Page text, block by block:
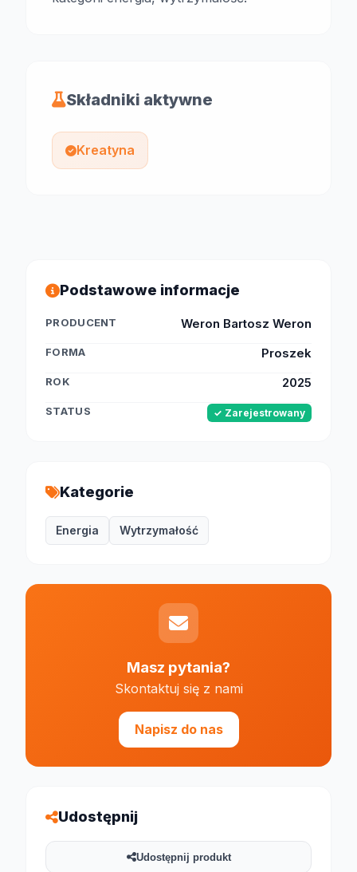
Składniki aktywne
Kreatyna
Podstawowe informacje
PRODUCENT Weron Bartosz Weron
FORMA Proszek
ROK 2025
STATUS ✓ Zarejestrowany
Kategorie
Energia Wytrzymałość
Masz pytania?
Skontaktuj się z nami
Napisz do nas
Udostępnij
Udostępnij produkt